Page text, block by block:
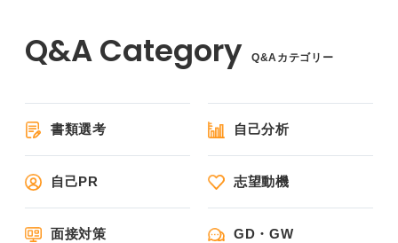
Q&Aカテゴリー
書類選考 自己分析
自己PR 志望動機
面接対策 GD・GW